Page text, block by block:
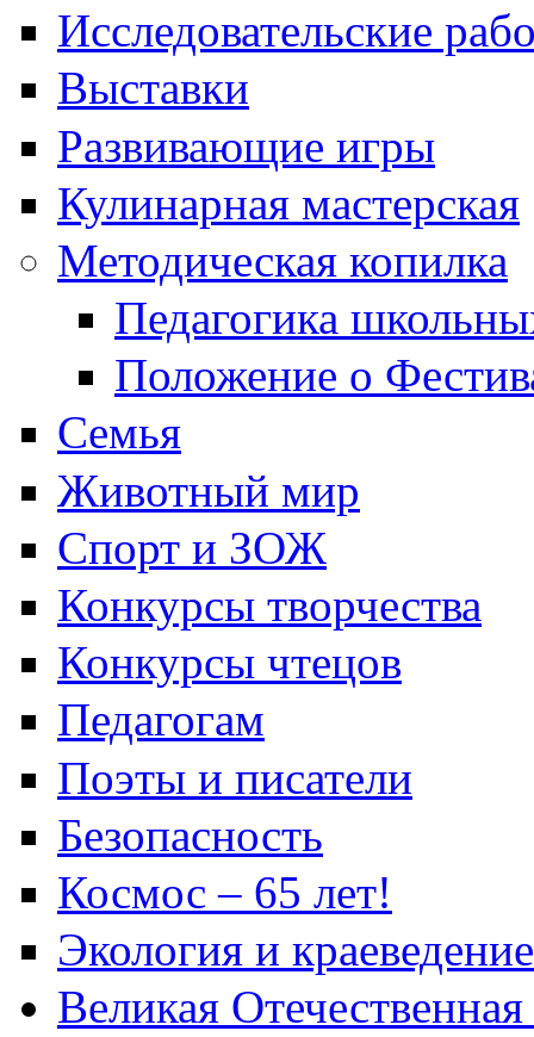
Исследовательские
Выставки
Развивающие игры
Кулинарная мастерская
Методическая копилка
Педагогика
Положение о
Семья
Животный мир
Спорт и ЗОЖ
Конкурсы творчества
Конкурсы чтецов
Педагогам
Поэты и писатели
Безопасность
Космос – 65 лет!
Экология и краеведение
Великая